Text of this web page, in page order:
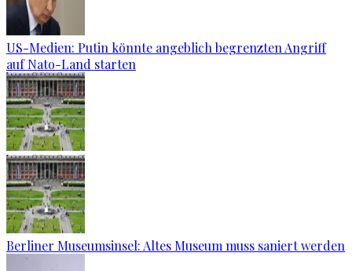
US-Medien: Putin könnte angeblich begrenzten Angriff
auf Nato-Land starten
Berliner Museumsinsel: Altes Museum muss saniert werden